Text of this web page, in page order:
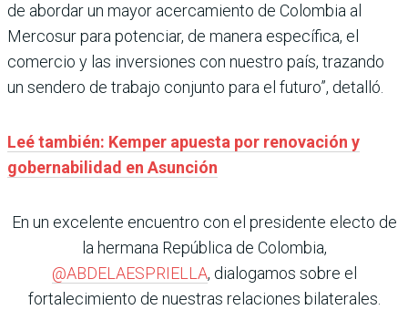
de abordar un mayor acercamiento de Colombia al
Mercosur para potenciar, de manera específica, el
comercio y las inversiones con nuestro país, trazando
un sendero de trabajo conjunto para el futuro”, detalló.
Leé también: Kemper apuesta por renovación y
gobernabilidad en Asunción
En un excelente encuentro con el presidente electo de
la hermana República de Colombia,
@ABDELAESPRIELLA, dialogamos sobre el
fortalecimiento de nuestras relaciones bilaterales.